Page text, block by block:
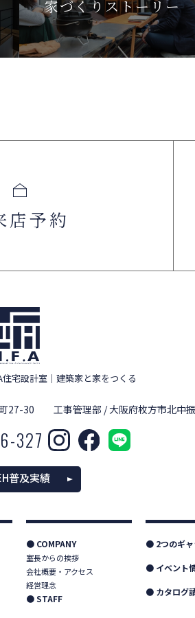
家づくりストーリー
店予約
宅設計室 ｜ 建築家と家をつくる
27-30 工事管理部 / 大阪府枚方市北中
327
普及実績
● COMPANY
室長からの挨拶
会社概要・アクセス
経営理念
● STAFF
● 2つのギャ
● イベント
● カタログ